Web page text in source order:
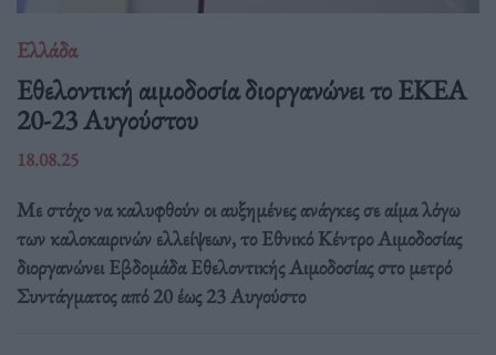
Ελλάδα
Eθελοντική αιμοδοσία διοργανώνει το ΕΚΕΑ
20-23 Αυγούστου
18.08.25
Με στόχο να καλυφθούν οι αυξημένες ανάγκες σε αίμα λόγω
των καλοκαιρινών ελλείψεων, το Εθνικό Κέντρο Αιμοδοσίας
διοργανώνει Εβδομάδα Εθελοντικής Αιμοδοσίας στο μετρό
Συντάγματος από 20 έως 23 Αυγούστο